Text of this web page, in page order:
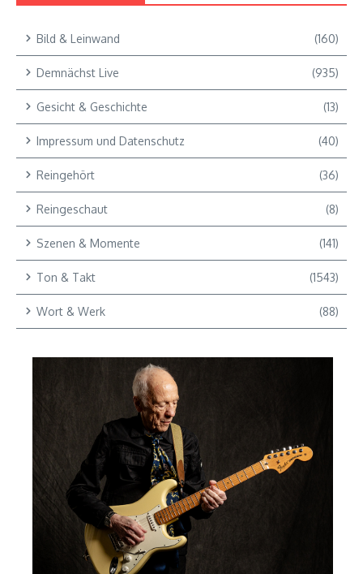
Bild & Leinwand (160)
Demnächst Live (935)
Gesicht & Geschichte (13)
Impressum und Datenschutz (40)
Reingehört (36)
Reingeschaut (8)
Szenen & Momente (141)
Ton & Takt (1543)
Wort & Werk (88)